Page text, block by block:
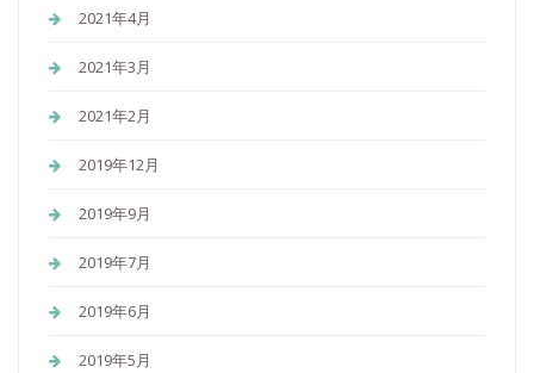
2021年4月
2021年3月
2021年2月
2019年12月
2019年9月
2019年7月
2019年6月
2019年5月